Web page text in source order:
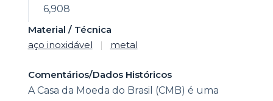
6,908
Material / Técnica
aço inoxidável
| metal
Comentários/Dados Históricos
A Casa da Moeda do Brasil (CMB) é uma